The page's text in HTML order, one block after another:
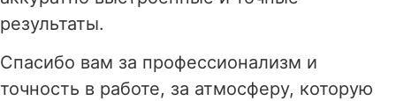
результаты.
Спасибо вам за профессионализм и
точность в работе, за атмосферу, которую